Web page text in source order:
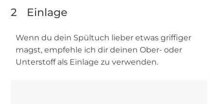
2 Einlage
Wenn du dein Spültuch lieber etwas griffiger
magst, empfehle ich dir deinen Ober- oder
Unterstoff als Einlage zu verwenden.